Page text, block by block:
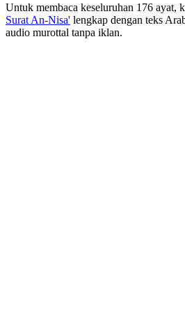
Untuk membaca keseluruhan 176 ayat,
Surat An-Nisa' lengkap dengan teks
audio murottal tanpa iklan.